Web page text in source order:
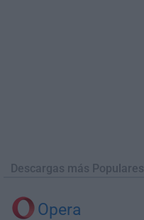
Descargas más Populares
Opera